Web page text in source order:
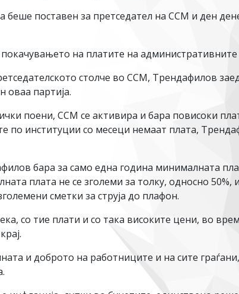
беше поставен за претседател на ССМ и ден
на платите на административните
столче во ССМ, Трендафилов
оваа партија.
поени, ССМ се активира и бара повисоки
по институции со месеци немаат плата,
бара за само една година минималната
плата не се зголеми за толку, односно
сметки за струја до плафон.
со тие плати и со така високите цени, во
и доброто на работниците и на сите